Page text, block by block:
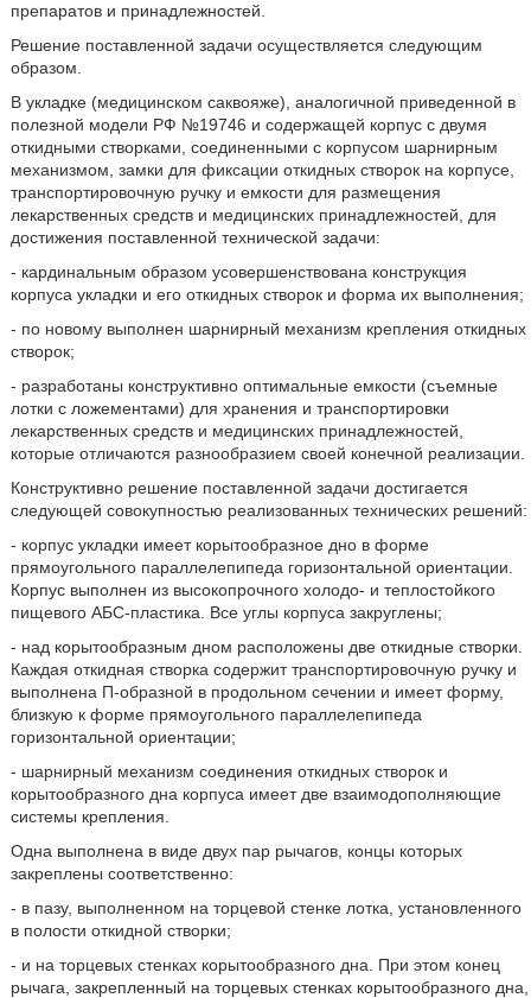
препаратов и принадлежностей.
Решение поставленной задачи осуществляется следующим
образом.
В укладке (медицинском саквояже), аналогичной приведенной в
полезной модели РФ №19746 и содержащей корпус с двумя
откидными створками, соединенными с корпусом шарнирным
механизмом, замки для фиксации откидных створок на корпусе,
транспортировочную ручку и емкости для размещения
лекарственных средств и медицинских принадлежностей, для
достижения поставленной технической задачи:
- кардинальным образом усовершенствована конструкция
корпуса укладки и его откидных створок и форма их выполнения;
- по новому выполнен шарнирный механизм крепления откидных
створок;
- разработаны конструктивно оптимальные емкости (съемные
лотки с ложементами) для хранения и транспортировки
лекарственных средств и медицинских принадлежностей,
которые отличаются разнообразием своей конечной реализации.
Конструктивно решение поставленной задачи достигается
следующей совокупностью реализованных технических решений:
- корпус укладки имеет корытообразное дно в форме
прямоугольного параллелепипеда горизонтальной ориентации.
Корпус выполнен из высокопрочного холодо- и теплостойкого
пищевого АБС-пластика. Все углы корпуса закруглены;
- над корытообразным дном расположены две откидные створки.
Каждая откидная створка содержит транспортировочную ручку и
выполнена П-образной в продольном сечении и имеет форму,
близкую к форме прямоугольного параллелепипеда
горизонтальной ориентации;
- шарнирный механизм соединения откидных створок и
корытообразного дна корпуса имеет две взаимодополняющие
системы крепления.
Одна выполнена в виде двух пар рычагов, концы которых
закреплены соответственно:
- в пазу, выполненном на торцевой стенке лотка, установленного
в полости откидной створки;
- и на торцевых стенках корытообразного дна. При этом конец
рычага, закрепленный на торцевых стенках корытообразного дна,